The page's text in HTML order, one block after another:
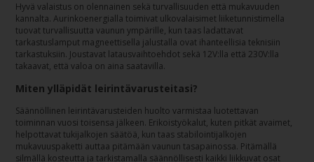
Hyvä valaistus on olennainen sekä turvallisuuden että mukavuuden
kannalta. Aurinkoenergialla toimivat ulkovalaisimet liiketunnistimella
tuovat turvallisuutta vaunun ympärille, kun taas ladattavat
tarkastuslamput magneettisella jalustalla ovat ihanteellisia teknisiin
tarkastuksiin. Joustavat latausvaihtoehdot sekä 12V:lla että 230V:lla
takaavat, että valoa on aina saatavilla.
Miten ylläpidät leirintävarusteitasi?
Säännöllinen leirintävarusteiden huolto varmistaa luotettavan
toiminnan vuosi toisensa jälkeen. Erikoistyökalut, kuten pitkät avaimet,
helpottavat tukijalkojen säätöä, kun taas stabilointijalkojen
mukavuuspaketti auttaa pitämään vaunun tasapainossa. Pitämällä
silmällä kosteutta ja tarkistamalla säännöllisesti kaikki liikkuvat osat